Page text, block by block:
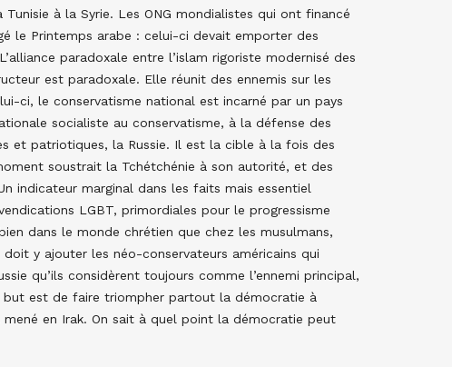
à la Syrie. Les ONG mondialistes qui ont financé
le Printemps arabe : celui-ci devait emporter des
paradoxale entre l’islam rigoriste modernisé des
est paradoxale. Elle réunit des ennemis sur les
ci, le conservatisme national est incarné par un pays
socialiste au conservatisme, à la défense des
et patriotiques, la Russie. Il est la cible à la fois des
soustrait la Tchétchénie à son autorité, et des
indicateur marginal dans les faits mais essentiel
LGBT, primordiales pour le progressisme
dans le monde chrétien que chez les musulmans,
y ajouter les néo-conservateurs américains qui
qu’ils considèrent toujours comme l’ennemi principal,
but est de faire triompher partout la démocratie à
en Irak. On sait à quel point la démocratie peut